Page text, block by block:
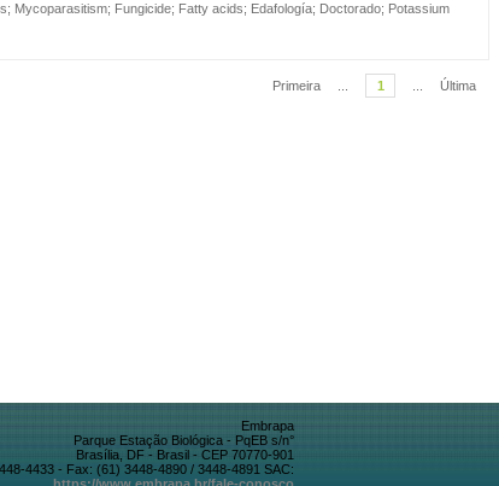
; Mycoparasitism; Fungicide; Fatty acids; Edafología; Doctorado; Potassium
Primeira 1 Última
Embrapa
Parque Estação Biológica - PqEB s/n°
Brasília, DF - Brasil - CEP 70770-901
4433 - Fax: (61) 3448-4890 / 3448-4891 SAC: